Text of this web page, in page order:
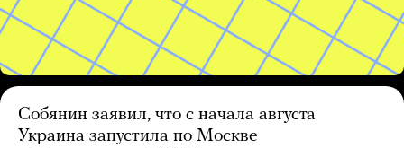
Собянин заявил, что с начала августа
Украина запустила по Москве